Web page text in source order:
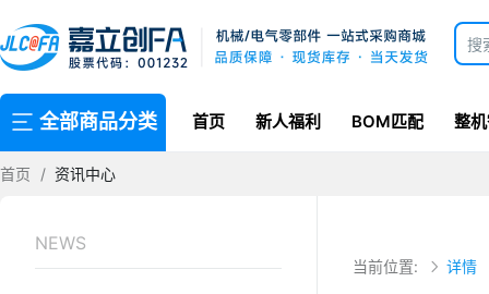
全部商品分类 首页 新人福利 BOM匹配 整
首页 / 资讯中心
NEWS
当前位置: 详情